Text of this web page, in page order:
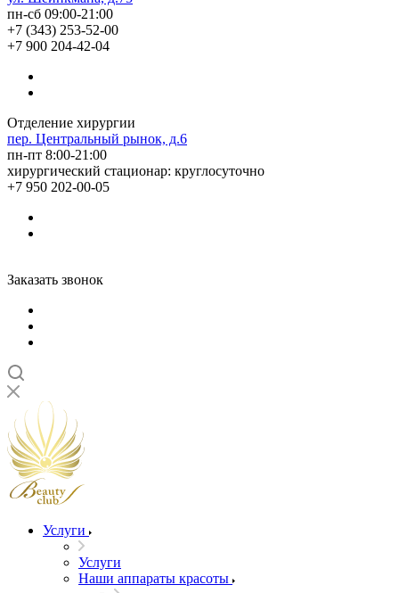
пн-сб 09:00-21:00
+7 (343) 253-52-00
+7 900 204-42-04
Отделение хирургии
пер. Центральный рынок, д.6
пн-пт 8:00-21:00
хирургический стационар: круглосуточно
+7 950 202-00-05
Заказать звонок
Услуги
Услуги
Наши аппараты красоты